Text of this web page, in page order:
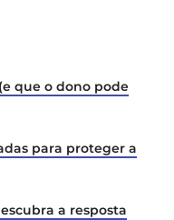
que o dono pode
para proteger a
a resposta